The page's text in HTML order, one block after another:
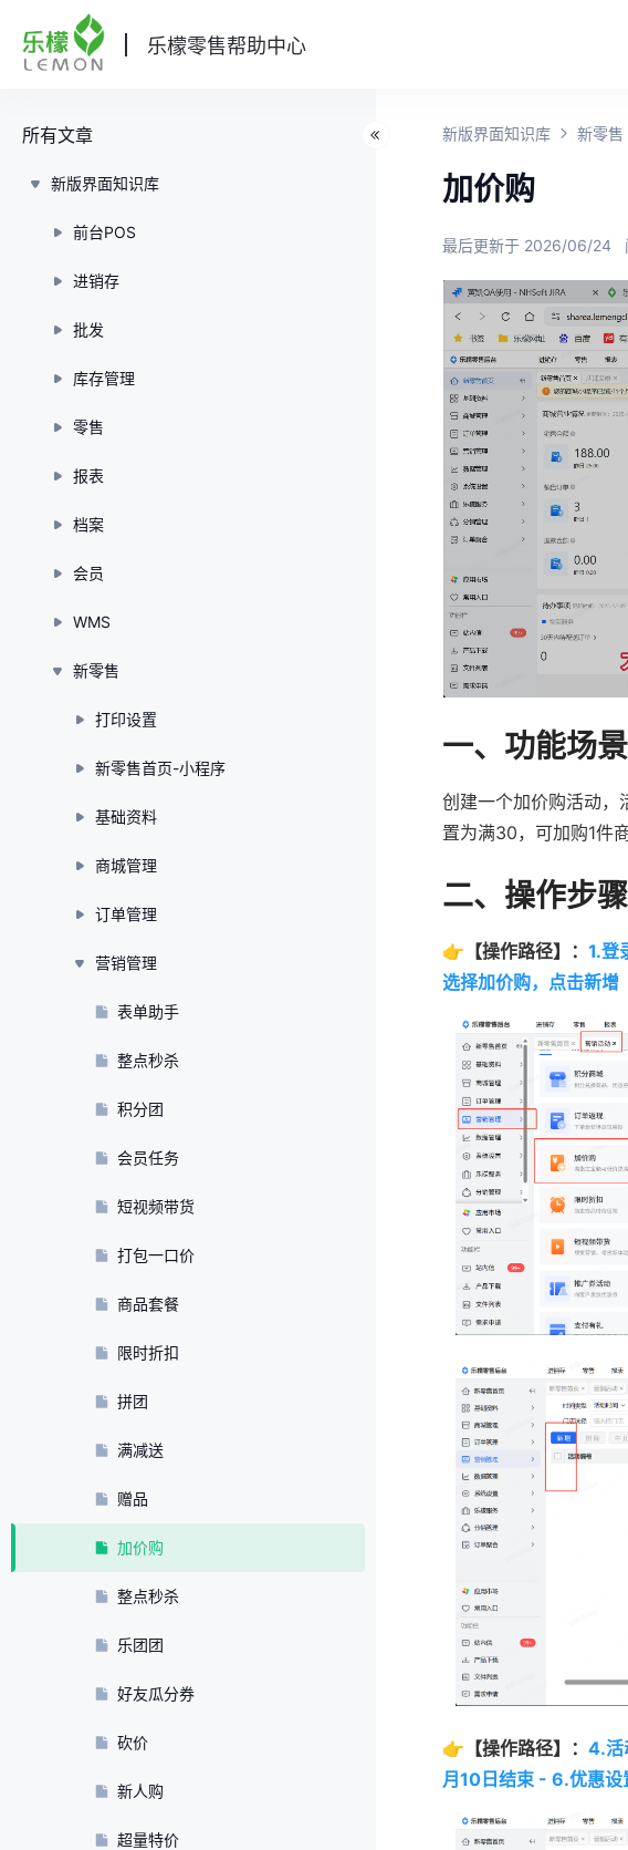
乐檬零售帮助中心
所有文章
新版界面知识库
前台POS
进销存
批发
库存管理
零售
报表
档案
会员
WMS
新零售
打印设置
新零售首页-小程序
基础资料
商城管理
订单管理
营销管理
表单助手
整点秒杀
积分团
会员任务
短视频带货
打包一口价
商品套餐
限时折扣
拼团
满减送
赠品
加价购
整点秒杀
乐团团
好友瓜分券
砍价
新人购
超量特价
新版界面知识库 新零售
加价购
最后更新于 2026/06/24
一、功能场景
创建一个加价购活动，
置为满30，可加购1件
二、操作步骤
👉【操作路径】： 1.登
选择加价购，点击新增
👉【操作路径】： 4.活
月10日结束 - 6.优惠